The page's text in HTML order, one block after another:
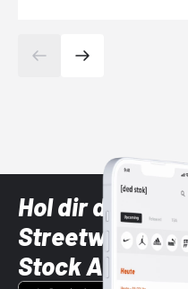
Hol dir die
Streetwear-
Stock App